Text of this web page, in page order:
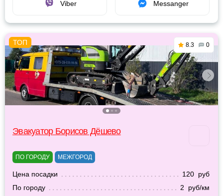
Viber Messanger
8.3 0
Эвакуатор Борисов Дёшево
ПО ГОРОДУ МЕЖГОРОД
Цена посадки
120 руб
По городу
2 руб/км